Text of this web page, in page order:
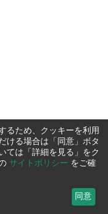
るため、クッキーを利用
ける場合は「同意」ボタ
ては「詳細を見る」をク
サイトポリシー をご確
同意